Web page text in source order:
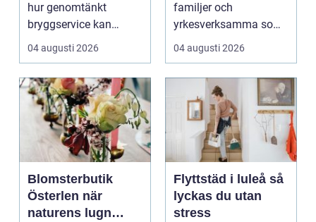
hur genomtänkt
bryggservice kan
förvan...
04 augusti 2026
familjer och
yrkesverksamma som
vill ha ett rent hem
04 augusti 2026
Blomsterbutik
Österlen när
naturens lugn
Flyttstäd i luleå så
lyckas du utan
stress